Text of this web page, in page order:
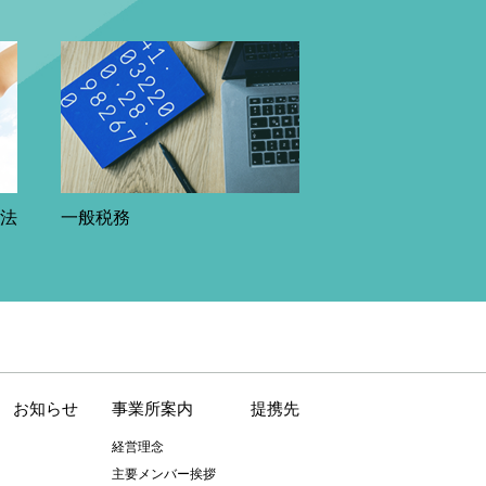
一般税務
お知らせ 事業所案内
経営理念
主要メンバー挨拶
提携先